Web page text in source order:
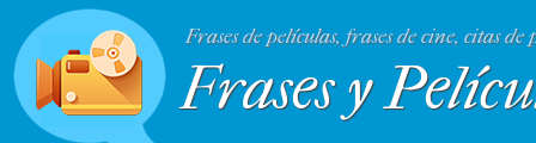
Frases de películas, frases de cine, citas de
Frases y